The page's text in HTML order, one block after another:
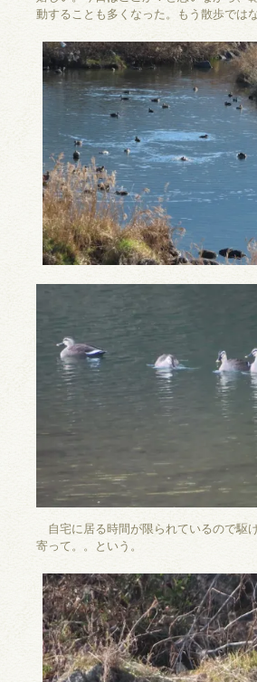
動することも多くなった。もう散歩では
自宅に居る時間が限られているので駆
寄って。。という。